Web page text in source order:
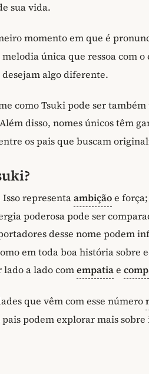
sua vida.
momento em que é
única que ressoa com
algo diferente.
como Tsuki pode ser
disso, nomes únicos têm
os pais que buscam
representaambiçãoe
poderosa pode ser
desse nome podem
em toda boa história
a lado comempatiae
que vêm com esse número
podem explorar mais sobre